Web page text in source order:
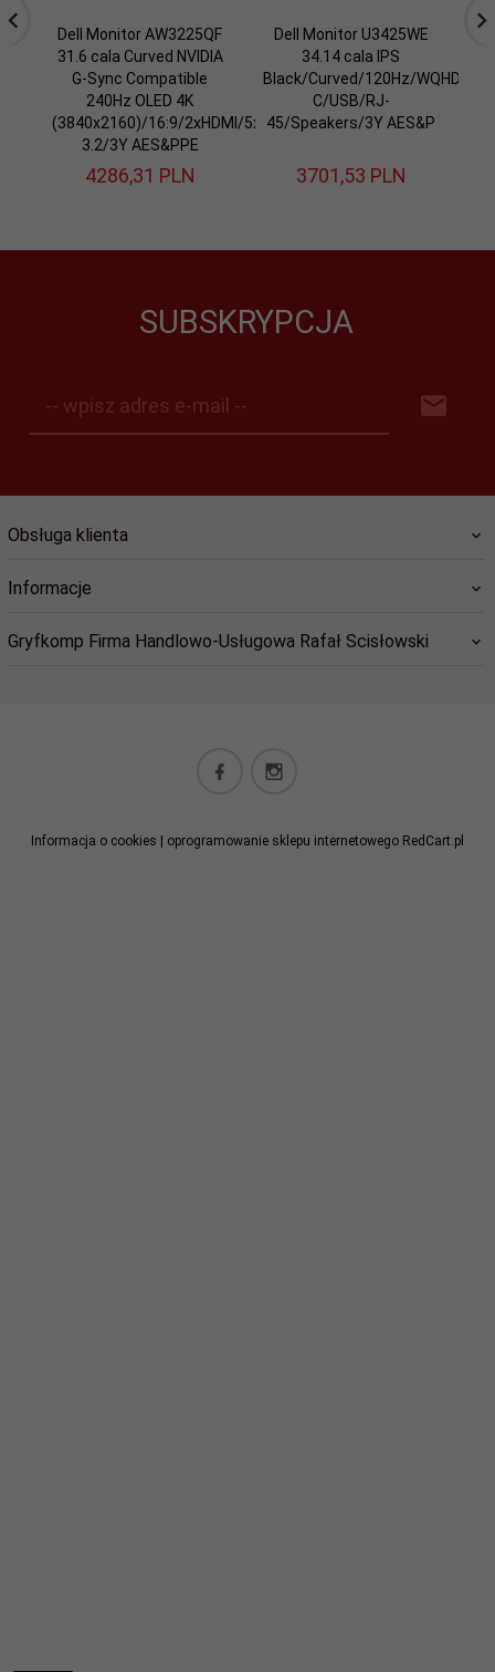
Dell Monitor AW3225QF
31.6 cala Curved NVIDIA
G-Sync Compatible
240Hz OLED 4K
(3840x2160)/16:9/2xHDMI/5xUSB
3.2/3Y AES&PPE
4286,31 PLN
Dell Monitor U3425WE
34.14 cala IPS
Black/Curved/120Hz/WQHD/
C/USB/RJ-
45/Speakers/3Y AES&P
3701,53 PLN
SUBSKRYPCJA
-- wpisz adres e-mail --
Obsługa klienta
Informacje
Gryfkomp Firma Handlowo-Usługowa Rafał Scisłowski
Informacja o cookies | oprogramowanie sklepu internetowego RedCart.pl